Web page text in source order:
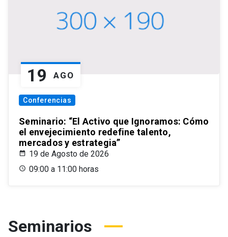
19 AGO
Conferencias
Seminario: “El Activo que Ignoramos: Cómo
el envejecimiento redefine talento,
mercados y estrategia”
19 de Agosto de 2026
09:00 a 11:00 horas
Seminarios